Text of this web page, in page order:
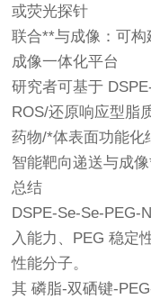
或荧光探针
联合**与成像：可
成像一体化平台
研究者可基于
ROS/还原响应型脂
药物/*体表面功能化
智能靶向递送与成
总结
DSPE-Se-Se-PEG-
入能力、PEG 稳定
性能分子。
其 磷脂-双硒键-